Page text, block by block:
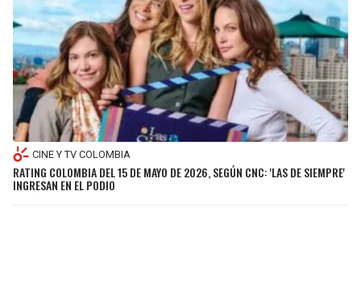
CINE Y TV COLOMBIA
RATING COLOMBIA DEL 15 DE MAYO DE 2026, SEGÚN CNC: 'LAS DE SIEMPRE'
INGRESAN EN EL PODIO